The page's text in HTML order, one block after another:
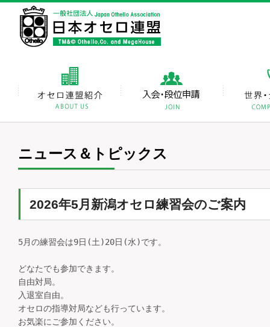
ニュース＆トピックス
2026年5月新潟オセロ練習会のご案内
5月の練習会は9日(土)20日(水)です。
どなたでも参加できます。
自由対局。
入退室自由。
オセロの指導対局なども行っています。
お気楽にご参加ください。